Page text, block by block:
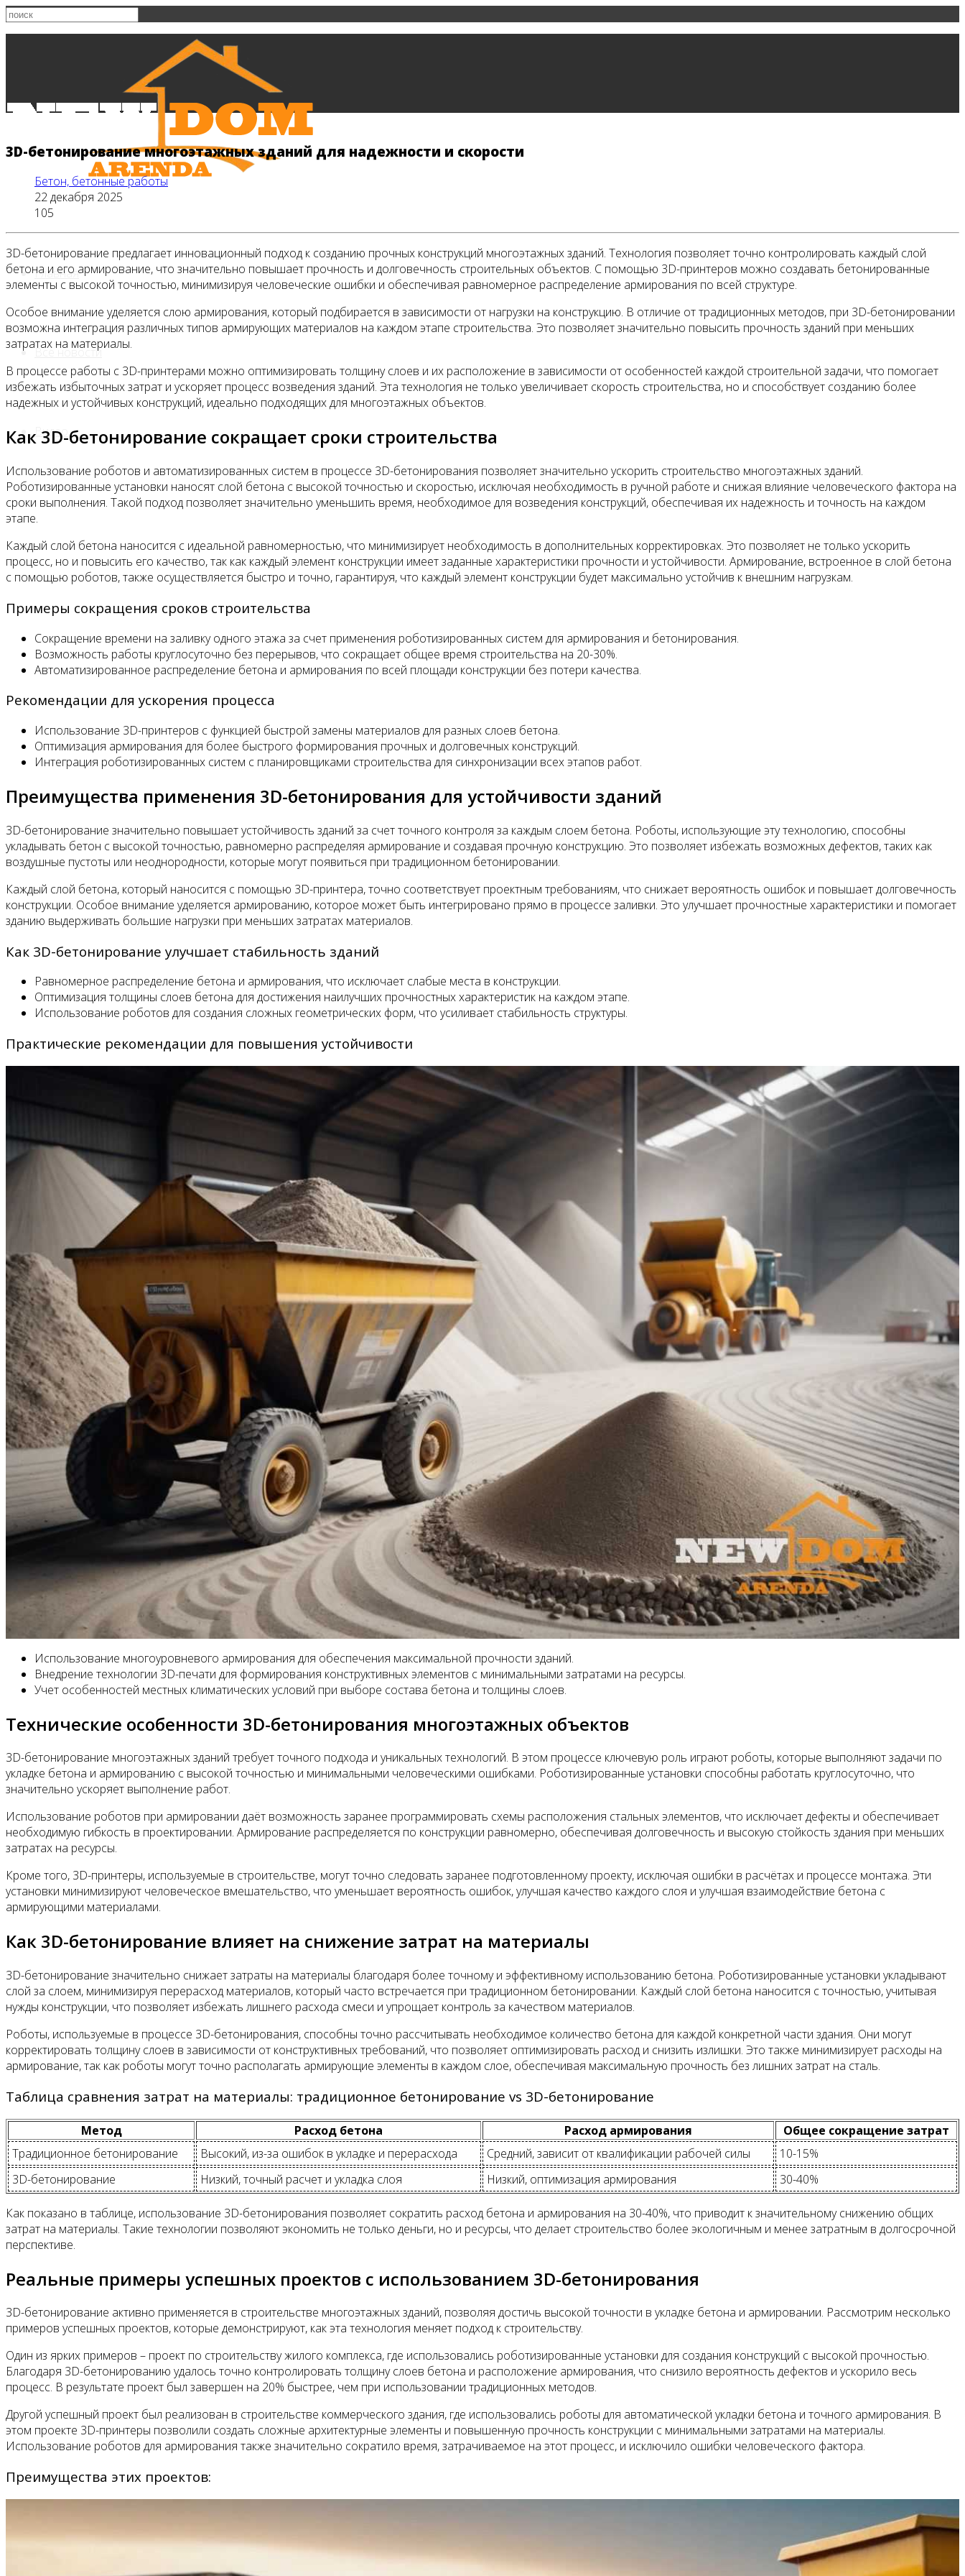
Главная
Все новости
Видео
3D-бетонирование многоэтажных зданий для надежности и скорости
Бетон, бетонные работы
22 декабря 2025
105
3D-бетонирование предлагает инновационный подход к созданию прочных конструкций многоэтажных зданий. Технология позволяет точно контролировать каждый слой
бетона и его армирование, что значительно повышает прочность и долговечность строительных объектов. С помощью 3D-принтеров можно создавать бетонированные
элементы с высокой точностью, минимизируя человеческие ошибки и обеспечивая равномерное распределение армирования по всей структуре.
Особое внимание уделяется слою армирования, который подбирается в зависимости от нагрузки на конструкцию. В отличие от традиционных методов, при 3D-бетонировании
возможна интеграция различных типов армирующих материалов на каждом этапе строительства. Это позволяет значительно повысить прочность зданий при меньших
затратах на материалы.
В процессе работы с 3D-принтерами можно оптимизировать толщину слоев и их расположение в зависимости от особенностей каждой строительной задачи, что помогает
избежать избыточных затрат и ускоряет процесс возведения зданий. Эта технология не только увеличивает скорость строительства, но и способствует созданию более
надежных и устойчивых конструкций, идеально подходящих для многоэтажных объектов.
Как 3D-бетонирование сокращает сроки строительства
Использование роботов и автоматизированных систем в процессе 3D-бетонирования позволяет значительно ускорить строительство многоэтажных зданий.
Роботизированные установки наносят слой бетона с высокой точностью и скоростью, исключая необходимость в ручной работе и снижая влияние человеческого фактора на
сроки выполнения. Такой подход позволяет значительно уменьшить время, необходимое для возведения конструкций, обеспечивая их надежность и точность на каждом
этапе.
Каждый слой бетона наносится с идеальной равномерностью, что минимизирует необходимость в дополнительных корректировках. Это позволяет не только ускорить
процесс, но и повысить его качество, так как каждый элемент конструкции имеет заданные характеристики прочности и устойчивости. Армирование, встроенное в слой бетона
с помощью роботов, также осуществляется быстро и точно, гарантируя, что каждый элемент конструкции будет максимально устойчив к внешним нагрузкам.
Примеры сокращения сроков строительства
Сокращение времени на заливку одного этажа за счет применения роботизированных систем для армирования и бетонирования.
Возможность работы круглосуточно без перерывов, что сокращает общее время строительства на 20-30%.
Автоматизированное распределение бетона и армирования по всей площади конструкции без потери качества.
Рекомендации для ускорения процесса
Использование 3D-принтеров с функцией быстрой замены материалов для разных слоев бетона.
Оптимизация армирования для более быстрого формирования прочных и долговечных конструкций.
Интеграция роботизированных систем с планировщиками строительства для синхронизации всех этапов работ.
Преимущества применения 3D-бетонирования для устойчивости зданий
3D-бетонирование значительно повышает устойчивость зданий за счет точного контроля за каждым слоем бетона. Роботы, использующие эту технологию, способны
укладывать бетон с высокой точностью, равномерно распределяя армирование и создавая прочную конструкцию. Это позволяет избежать возможных дефектов, таких как
воздушные пустоты или неоднородности, которые могут появиться при традиционном бетонировании.
Каждый слой бетона, который наносится с помощью 3D-принтера, точно соответствует проектным требованиям, что снижает вероятность ошибок и повышает долговечность
конструкции. Особое внимание уделяется армированию, которое может быть интегрировано прямо в процессе заливки. Это улучшает прочностные характеристики и помогает
зданию выдерживать большие нагрузки при меньших затратах материалов.
Как 3D-бетонирование улучшает стабильность зданий
Равномерное распределение бетона и армирования, что исключает слабые места в конструкции.
Оптимизация толщины слоев бетона для достижения наилучших прочностных характеристик на каждом этапе.
Использование роботов для создания сложных геометрических форм, что усиливает стабильность структуры.
Практические рекомендации для повышения устойчивости
Использование многоуровневого армирования для обеспечения максимальной прочности зданий.
Внедрение технологии 3D-печати для формирования конструктивных элементов с минимальными затратами на ресурсы.
Учет особенностей местных климатических условий при выборе состава бетона и толщины слоев.
Технические особенности 3D-бетонирования многоэтажных объектов
3D-бетонирование многоэтажных зданий требует точного подхода и уникальных технологий. В этом процессе ключевую роль играют роботы, которые выполняют задачи по
укладке бетона и армированию с высокой точностью и минимальными человеческими ошибками. Роботизированные установки способны работать круглосуточно, что
значительно ускоряет выполнение работ.
Использование роботов при армировании даёт возможность заранее программировать схемы расположения стальных элементов, что исключает дефекты и обеспечивает
необходимую гибкость в проектировании. Армирование распределяется по конструкции равномерно, обеспечивая долговечность и высокую стойкость здания при меньших
затратах на ресурсы.
Кроме того, 3D-принтеры, используемые в строительстве, могут точно следовать заранее подготовленному проекту, исключая ошибки в расчётах и процессе монтажа. Эти
установки минимизируют человеческое вмешательство, что уменьшает вероятность ошибок, улучшая качество каждого слоя и улучшая взаимодействие бетона с
армирующими материалами.
Как 3D-бетонирование влияет на снижение затрат на материалы
3D-бетонирование значительно снижает затраты на материалы благодаря более точному и эффективному использованию бетона. Роботизированные установки укладывают
слой за слоем, минимизируя перерасход материалов, который часто встречается при традиционном бетонировании. Каждый слой бетона наносится с точностью, учитывая
нужды конструкции, что позволяет избежать лишнего расхода смеси и упрощает контроль за качеством материалов.
Роботы, используемые в процессе 3D-бетонирования, способны точно рассчитывать необходимое количество бетона для каждой конкретной части здания. Они могут
корректировать толщину слоев в зависимости от конструктивных требований, что позволяет оптимизировать расход и снизить излишки. Это также минимизирует расходы на
армирование, так как роботы могут точно располагать армирующие элементы в каждом слое, обеспечивая максимальную прочность без лишних затрат на сталь.
Таблица сравнения затрат на материалы: традиционное бетонирование vs 3D-бетонирование
Метод Расход бетона Расход армирования
Общее сокращение затрат
Традиционное бетонирование
Высокий, из-за ошибок в укладке и перерасхода Средний, зависит от квалификации рабочей силы
10-15%
3D-бетонирование
Низкий, точный расчет и укладка слоя Низкий, оптимизация армирования 30-40%
Как показано в таблице, использование 3D-бетонирования позволяет сократить расход бетона и армирования на 30-40%, что приводит к значительному снижению общих
затрат на материалы. Такие технологии позволяют экономить не только деньги, но и ресурсы, что делает строительство более экологичным и менее затратным в долгосрочной
перспективе.
Реальные примеры успешных проектов с использованием 3D-бетонирования
3D-бетонирование активно применяется в строительстве многоэтажных зданий, позволяя достичь высокой точности в укладке бетона и армировании. Рассмотрим несколько
примеров успешных проектов, которые демонстрируют, как эта технология меняет подход к строительству.
Один из ярких примеров – проект по строительству жилого комплекса, где использовались роботизированные установки для создания конструкций с высокой прочностью.
Благодаря 3D-бетонированию удалось точно контролировать толщину слоев бетона и расположение армирования, что снизило вероятность дефектов и ускорило весь
процесс. В результате проект был завершен на 20% быстрее, чем при использовании традиционных методов.
Другой успешный проект был реализован в строительстве коммерческого здания, где использовались роботы для автоматической укладки бетона и точного армирования. В
этом проекте 3D-принтеры позволили создать сложные архитектурные элементы и повышенную прочность конструкции с минимальными затратами на материалы.
Использование роботов для армирования также значительно сократило время, затрачиваемое на этот процесс, и исключило ошибки человеческого фактора.
Преимущества этих проектов: